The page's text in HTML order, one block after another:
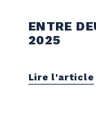
ENTRE
2025
Lire l'article